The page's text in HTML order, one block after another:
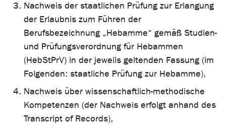
Nachweis der staatlichen Prüfung zur Erlangung
der Erlaubnis zum Führen der
Berufsbezeichnung „Hebamme“ gemäß Studien-
und Prüfungsverordnung für Hebammen
(HebStPrV) in der jeweils geltenden Fassung (im
Folgenden: staatliche Prüfung zur Hebamme),
Nachweis über wissenschaftlich-methodische
Kompetenzen (der Nachweis erfolgt anhand des
Transcript of Records),